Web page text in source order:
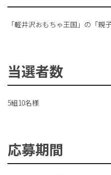
「軽井沢おもちゃ王国」の「親
当選者数
5組10名様
応募期間